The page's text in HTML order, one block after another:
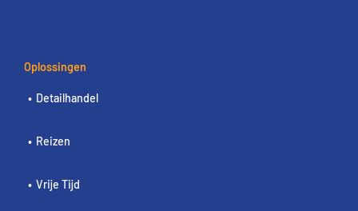
Oplossingen
Detailhandel
Reizen
Vrije Tijd